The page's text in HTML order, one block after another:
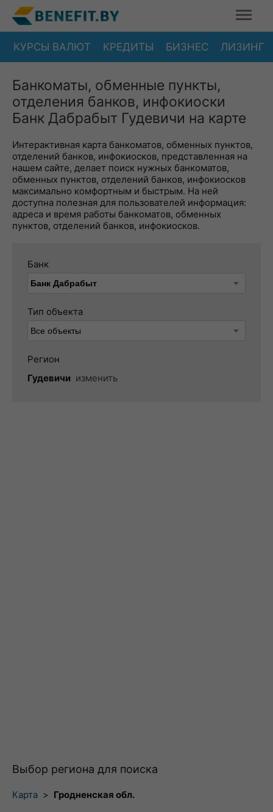
КУРСЫ ВАЛЮТ КРЕДИТЫ БИЗНЕС ЛИЗИНГ
Банкоматы, обменные пункты,
отделения банков, инфокиоски
Банк Дабрабыт Гудевичи на карте
Интерактивная карта банкоматов, обменных пунктов,
отделений банков, инфокиосков, представленная на
нашем сайте, делает поиск нужных банкоматов,
обменных пунктов, отделений банков, инфокиосков
максимально комфортным и быстрым. На ней
доступна полезная для пользователей информация:
адреса и время работы банкоматов, обменных
пунктов, отделений банков, инфокиосков.
Банк
Тип объекта
Регион
Гудевичи изменить
Выбор региона для поиска
Карта > Гродненская обл.